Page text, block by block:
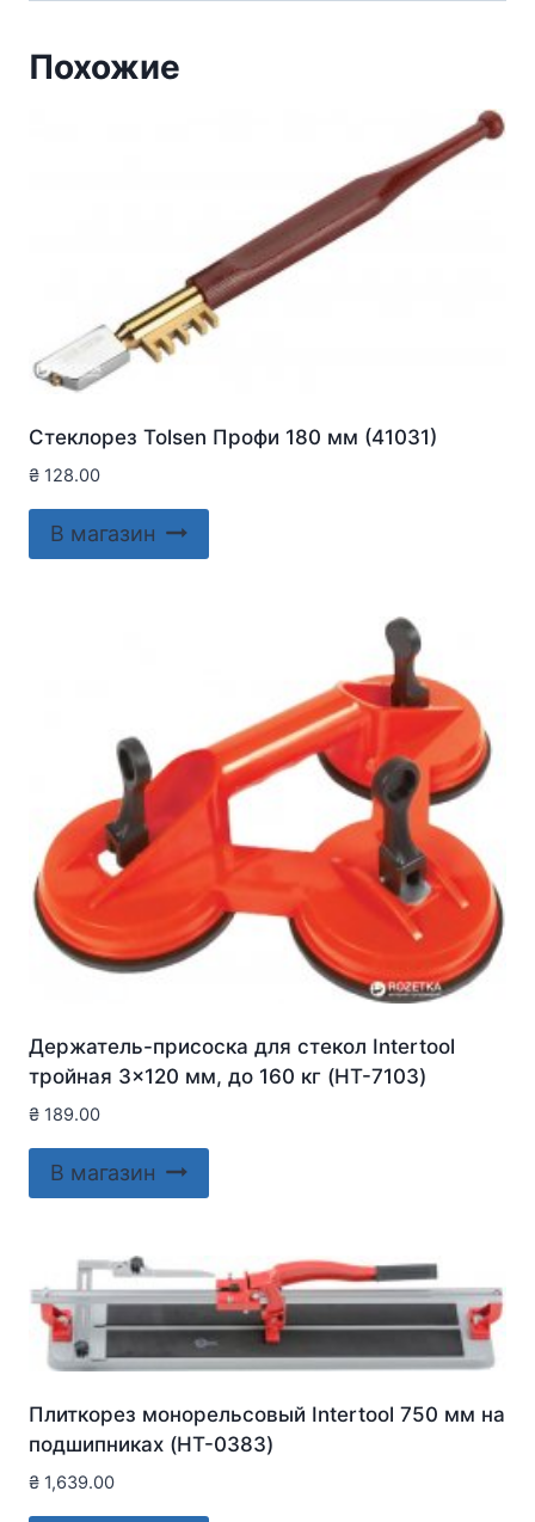
Похожие
Стеклорез Tolsen Профи 180 мм (41031)
₴ 128.00
В магазин
Держатель-присоска для стекол Intertool
тройная 3×120 мм, до 160 кг (HT-7103)
₴ 189.00
В магазин
Плиткорез монорельсовый Intertool 750 мм на
подшипниках (HT-0383)
₴ 1,639.00